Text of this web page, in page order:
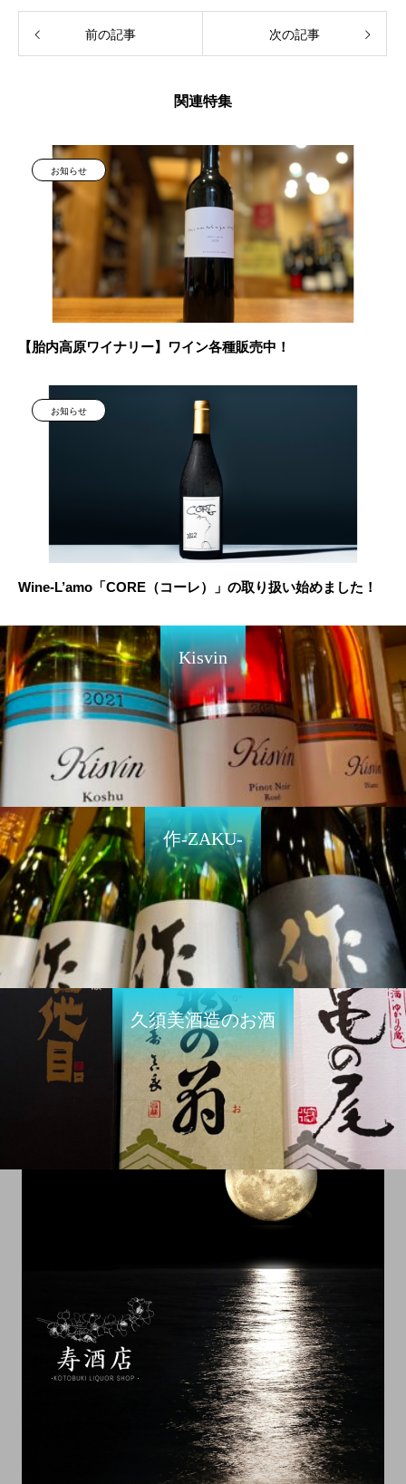
前の記事 次の記事
関連特集
お知らせ
【胎内高原ワイナリー】ワイン各種販売中！
お知らせ
Wine-L’amo「CORE（コーレ）」の取り扱い始めました！
Kisvin
作-ZAKU-
久須美酒造のお酒